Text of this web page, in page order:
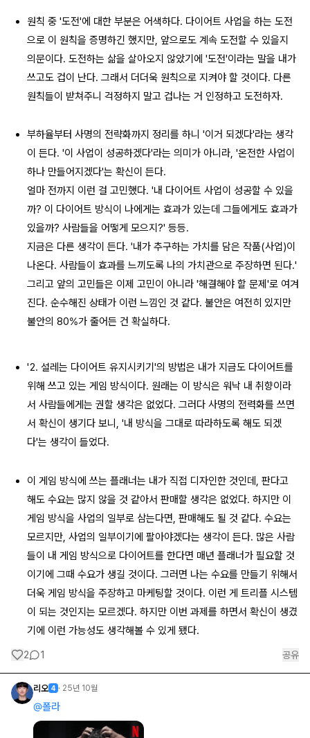
원칙 중 '도전'에 대한 부분은 어색하다. 다이어트 사업을 하는 도전
으로 이 원칙을 증명하긴 했지만, 앞으로도 계속 도전할 수 있을지
의문이다. 도전하는 삶을 살아오지 않았기에 '도전'이라는 말을 내가
쓰고도 겁이 난다. 그래서 더더욱 원칙으로 지켜야 할 것이다. 다른
원칙들이 받쳐주니 걱정하지 말고 겁나는 거 인정하고 도전하자.
부하율부터 사명의 전략화까지 정리를 하니 '이거 되겠다'라는 생각
이 든다. '이 사업이 성공하겠다'라는 의미가 아니라, '온전한 사업이
하나 만들어지겠다'는 확신이 든다.
얼마 전까지 이런 걸 고민했다. '내 다이어트 사업이 성공할 수 있을
까? 이 다이어트 방식이 나에게는 효과가 있는데 그들에게도 효과가
있을까? 사람들을 어떻게 모으지?' 등등.
지금은 다른 생각이 든다. '내가 추구하는 가치를 담은 작품(사업)이
나온다. 사람들이 효과를 느끼도록 나의 가치관으로 주장하면 된다.'
그리고 앞의 고민들은 이제 고민이 아니라 '해결해야 할 문제'로 여겨
진다. 순수해진 상태가 이런 느낌인 것 같다. 불안은 여전히 있지만
불안의 80%가 줄어든 건 확실하다.
'2. 설레는 다이어트 유지시키기'의 방법은 내가 지금도 다이어트를
위해 쓰고 있는 게임 방식이다. 원래는 이 방식은 워낙 내 취향이라
서 사람들에게는 권할 생각은 없었다. 그러다 사명의 전력화를 쓰면
서 확신이 생기다 보니, '내 방식을 그대로 따라하도록 해도 되겠
다'는 생각이 들었다.
이 게임 방식에 쓰는 플래너는 내가 직접 디자인한 것인데, 판다고
해도 수요는 많지 않을 것 같아서 판매할 생각은 없었다. 하지만 이
게임 방식을 사업의 일부로 삼는다면, 판매해도 될 것 같다. 수요는
모르지만, 사업의 일부이기에 팔아야겠다는 생각이 든다. 많은 사람
들이 내 게임 방식으로 다이어트를 한다면 매년 플래너가 필요할 것
이기에 그때 수요가 생길 것이다. 그러면 나는 수요를 만들기 위해서
더욱 게임 방식을 주장하고 마케팅할 것이다. 이런 게 트리플 시스템
이 되는 것인지는 모르겠다. 하지만 이번 과제를 하면서 확신이 생겼
기에 이런 가능성도 생각해볼 수 있게 됐다.
2 1 공유
리오 4 · 25년 10월
@폴라